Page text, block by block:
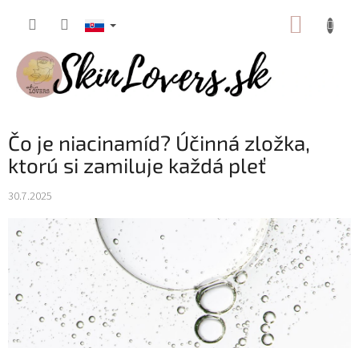
Čo je niacinamíd? Účinná zložka,
ktorú si zamiluje každá pleť
30.7.2025